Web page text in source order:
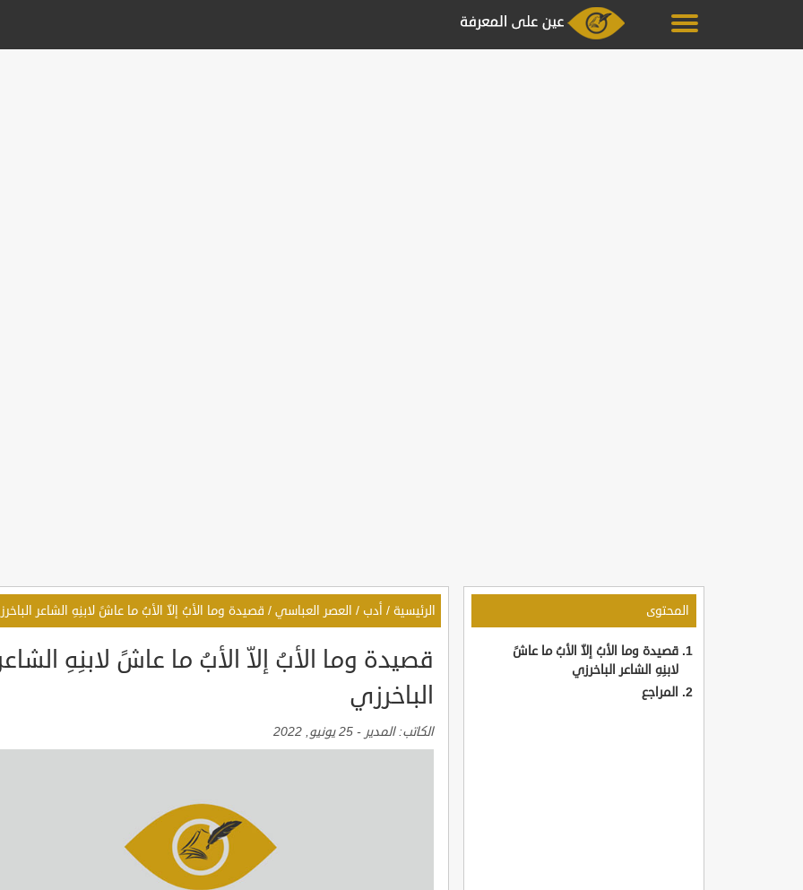
المحتوى
قصيدة وما الأبُ إلاّ الأبُ ما عاشً
لابنِهِ الشاعر الباخرزي
المراجع
الرئيسية / أدب / العصر العباسي / قصيدة وما الأبُ إلاّ الأبُ ما عاشً لابنِهِ الشاعر
قصيدة وما الأبُ إلاّ الأبُ ما عاشً لابنِهِ
الباخرزي
الكاتب:المدير - 25 يونيو, 2022